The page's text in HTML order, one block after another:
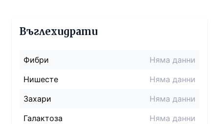
Въглехидрати
Фибри
Няма данни
Нишесте
Няма данни
Захари
Няма данни
Галактоза
Няма данни